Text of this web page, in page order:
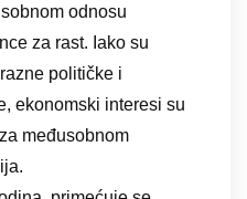
odnosu
za rast. Iako su
političke i
ekonomski interesi su
međusobnom